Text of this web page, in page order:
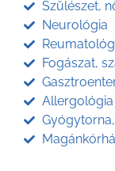
Szülészet,
Neurológia
Fogászat,
Allergológia